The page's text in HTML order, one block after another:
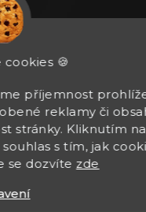
🍪
příjemnost
reklamy či
stránky. Kliknutím na
s tím, jak
se dozvíte zde